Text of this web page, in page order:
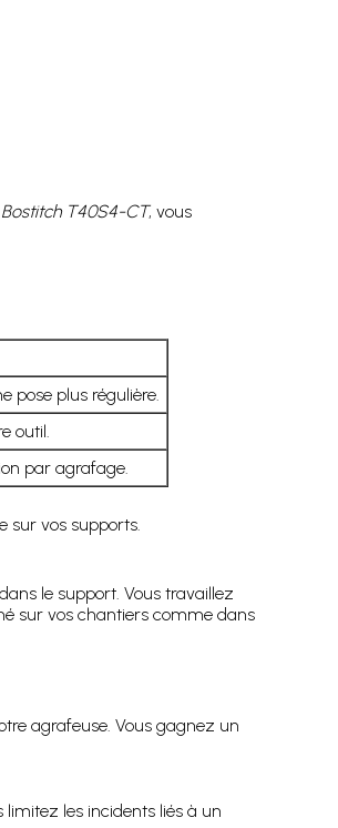
T40S4-CT, vous
pose plus régulière.
outil.
par agrafage.
sur vos supports.
le support. Vous travaillez
sur vos chantiers comme dans
agrafeuse. Vous gagnez un
les incidents liés à un